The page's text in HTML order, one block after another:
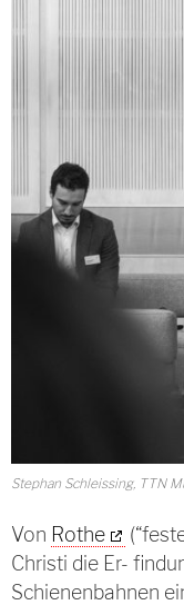
Stephan Schleissing, TTN
Von Rothe
Christi die Er-
Schienenbahnen